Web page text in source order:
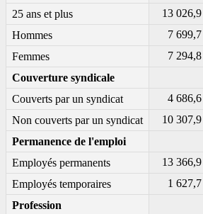
25 ans et plus
13 026,9
Hommes
7 699,7
Femmes
7 294,8
Couverture syndicale
Couverts par un syndicat
4 686,6
Non couverts par un syndicat
10 307,9
Permanence de l'emploi
Employés permanents
13 366,9
Employés temporaires
1 627,7
Profession